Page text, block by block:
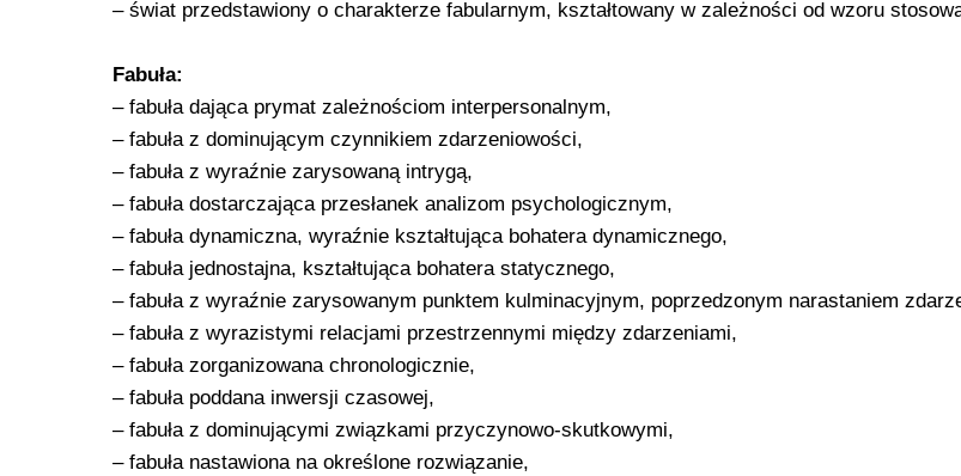
– świat przedstawiony o charakterze fabularnym, kształtowany w zależności od wzoru
Fabuła:
– fabuła dająca prymat zależnościom interpersonalnym,
– fabuła z dominującym czynnikiem zdarzeniowości,
– fabuła z wyraźnie zarysowaną intrygą,
– fabuła dostarczająca przesłanek analizom psychologicznym,
– fabuła dynamiczna, wyraźnie kształtująca bohatera dynamicznego,
– fabuła jednostajna, kształtująca bohatera statycznego,
– fabuła z wyraźnie zarysowanym punktem kulminacyjnym, poprzedzonym narastaniem
– fabuła z wyrazistymi relacjami przestrzennymi między zdarzeniami,
– fabuła zorganizowana chronologicznie,
– fabuła poddana inwersji czasowej,
– fabuła z dominującymi związkami przyczynowo-skutkowymi,
– fabuła nastawiona na określone rozwiązanie,